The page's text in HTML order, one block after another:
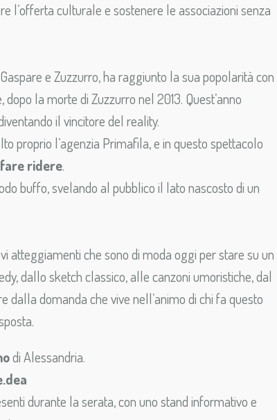
l’offerta culturale e sostenere le associazioni senza
e Zuzzurro, ha raggiunto la sua popolarità con
la morte di Zuzzurro nel 2013. Quest’anno
il vincitore del reality.
proprio l’agenzia Primafila, e in questo spettacolo
fare ridere.
buffo, svelando al pubblico il lato nascosto di un
atteggiamenti che sono di moda oggi per stare su un
dallo sketch classico, alle canzoni umoristiche, dal
domanda che vive nell’animo di chi fa questo
di Alessandria.
durante la serata, con uno stand informativo e